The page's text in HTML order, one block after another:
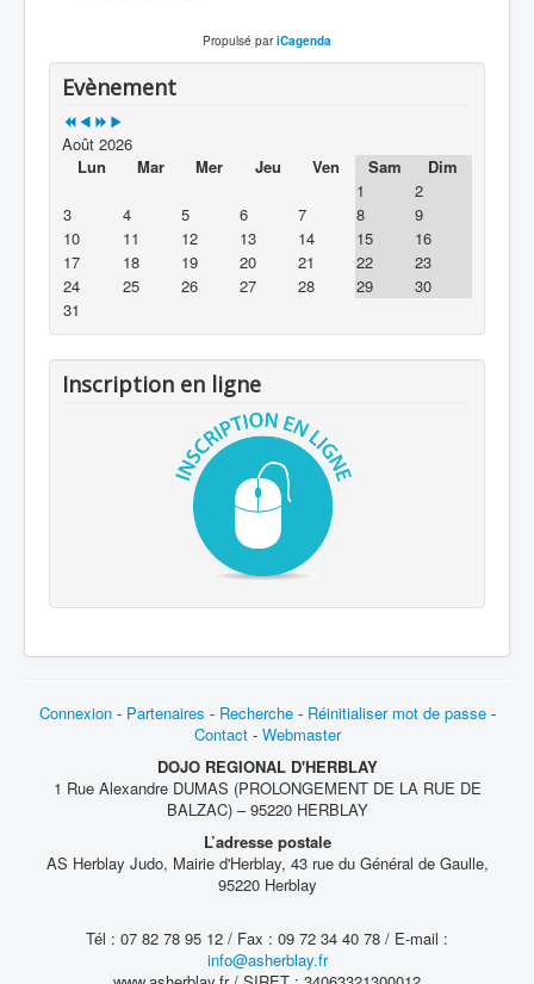
Propulsé pariCagenda
Evènement
Août 2026
Lun
Mar Mer Jeu Ven Sam
Dim
1
2
3
4 5 6 7 8
9
10
11 12 13 14 15
16
17
18 19 20 21 22
23
24
25 26 27 28 29
30
31
Inscription en ligne
Connexion - Partenaires - Recherche- Réinitialiser mot de passe-
Contact- Webmaster
DOJO REGIONAL D'HERBLAY
1 Rue Alexandre DUMAS (PROLONGEMENT DE LA RUE DE
BALZAC) – 95220 HERBLAY
L’adresse postale
AS Herblay Judo, Mairie d'Herblay, 43 rue du Général de Gaulle,
95220 Herblay
Tél : 07 82 78 95 12 / Fax : 09 72 34 40 78 / E-mail :
info@asherblay.fr